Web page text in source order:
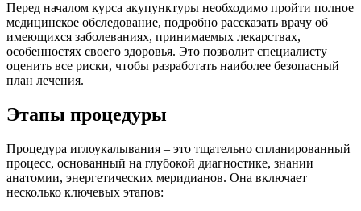
Перед началом курса акупунктуры необходимо пройти полное
медицинское обследование, подробно рассказать врачу об
имеющихся заболеваниях, принимаемых лекарствах,
особенностях своего здоровья. Это позволит специалисту
оценить все риски, чтобы разработать наиболее безопасный
план лечения.
Этапы процедуры
Процедура иглоукалывания – это тщательно спланированный
процесс, основанный на глубокой диагностике, знании
анатомии, энергетических меридианов. Она включает
несколько ключевых этапов: